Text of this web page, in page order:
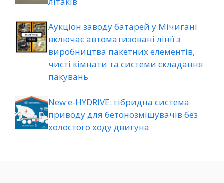
Аукціон заводу батарей у Мічигані
включає автоматизовані лінії з
виробництва пакетних елементів,
чисті кімнати та системи складання
пакувань
New e-HYDRIVE: гібридна система
приводу для бетонозмішувачів без
холостого ходу двигуна